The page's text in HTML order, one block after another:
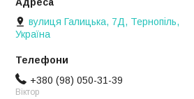
вулиця Галицька, 7Д, Тернопіль,
Україна
+380 (98) 050-31-39
Віктор